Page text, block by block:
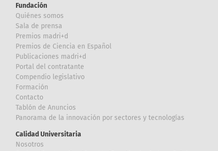
Fundación
Quiénes somos
Sala de prensa
Premios madri+d
Premios de Ciencia en Español
Publicaciones madri+d
Portal del contratante
Compendio legislativo
Formación
Contacto
Tablón de Anuncios
Panorama de la innovación por sectores y tecnologías
Calidad Universitaria
Nosotros